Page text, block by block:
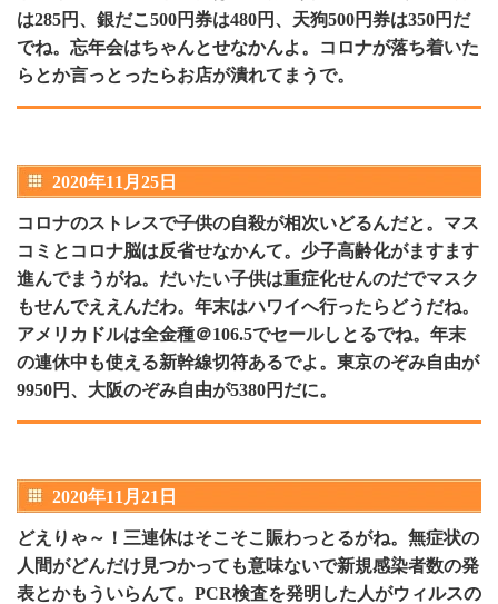
は285円、銀だこ500円券は480円、天狗500円券は350円だ
でね。忘年会はちゃんとせなかんよ。コロナが落ち着いた
らとか言っとったらお店が潰れてまうで。
2020年11月25日
コロナのストレスで子供の自殺が相次いどるんだと。マス
コミとコロナ脳は反省せなかんて。少子高齢化がますます
進んでまうがね。だいたい子供は重症化せんのだでマスク
もせんでええんだわ。年末はハワイへ行ったらどうだね。
アメリカドルは全金種＠106.5でセールしとるでね。年末
の連休中も使える新幹線切符あるでよ。東京のぞみ自由が
9950円、大阪のぞみ自由が5380円だに。
2020年11月21日
どえりゃ～！三連休はそこそこ賑わっとるがね。無症状の
人間がどんだけ見つかっても意味ないで新規感染者数の発
表とかもういらんて。PCR検査を発明した人がウィルスの